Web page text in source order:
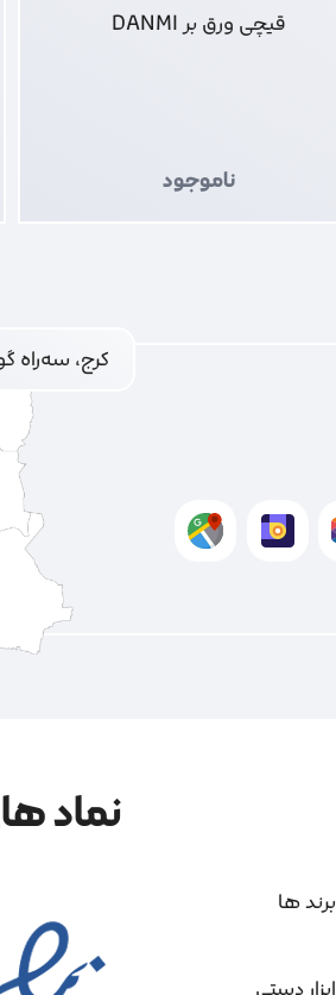
قیچی ورق بر DANMI
ناموجود
کرج، سه‌راه
برند ها
نماد